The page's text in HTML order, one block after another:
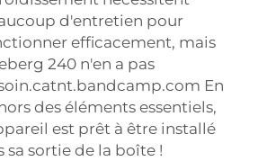
d'entretien pour
efficacement, mais
240 n'en a pas
En
des éléments essentiels,
est prêt à être installé
sa sortie de la boîte !